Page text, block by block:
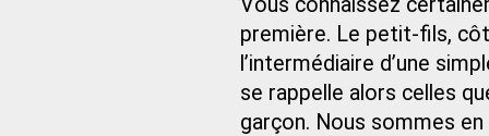
première. Le petit-fils,
l’intermédiaire d’une
se rappelle alors celles
garçon. Nous sommes